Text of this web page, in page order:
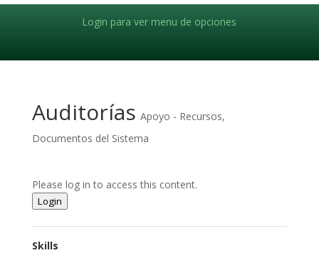
Login para ver menu de opciones
Auditorías Apoyo - Recursos,
Documentos del Sistema
Please log in to access this content.
Login
Skills